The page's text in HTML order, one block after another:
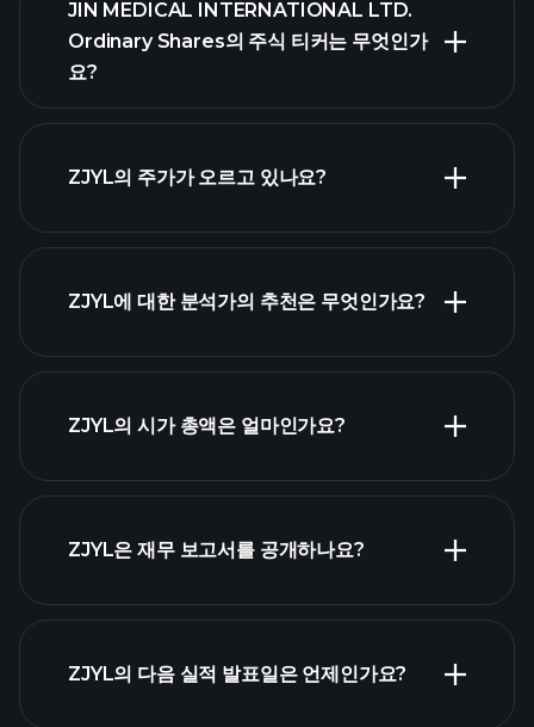
고급 차트
JIN MEDICAL INTERNATIONAL LTD.
Ordinary Shares의 주식 티커는 무엇인가
요?
ZJYL의 주가가 오르고 있나요?
ZJYL에 대한 분석가의 추천은 무엇인가요?
ZJYL의 시가 총액은 얼마인가요?
ZJYL은 재무 보고서를 공개하나요?
ZJYL의 다음 실적 발표일은 언제인가요?